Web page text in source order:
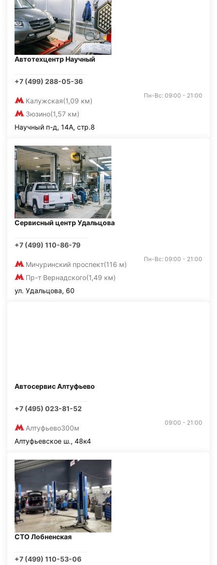
Автотехцентр Научный
+7 (499) 288-05-36
Калужская(1,09 км)
Зюзино(1,57 км)
Пн-Вс: 09:00 - 21:00
Научный п-д, 14А, стр.8
Сервисный центр Удальцова
+7 (499) 110-86-79
Мичуринский проспект(116 м)
Пр-т Вернадского(1,49 км)
Пн-Вс: 09:00 - 21:00
ул. Удальцова, 60
Автосервис Алтуфьево
+7 (495) 023-81-52
Алтуфьево300м
09:00 - 21:00
Алтуфьевское ш., 48к4
СТО Лобненская
+7 (499) 110-53-06